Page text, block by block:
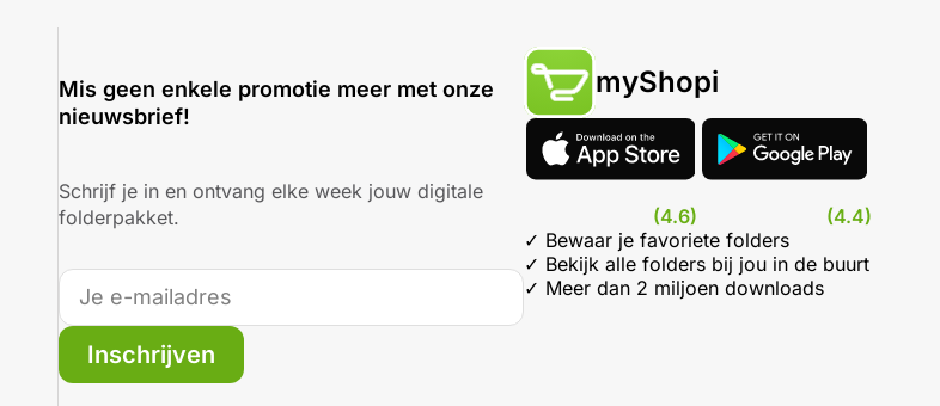
Mis geen enkele promotie meer met onze
nieuwsbrief!
Schrijf je in en ontvang elke week jouw digitale
folderpakket.
Inschrijven
myShopi
(4.6)
(4.4)
✓ Bewaar je favoriete folders
✓ Bekijk alle folders bij jou in de buurt
✓ Meer dan 2 miljoen downloads